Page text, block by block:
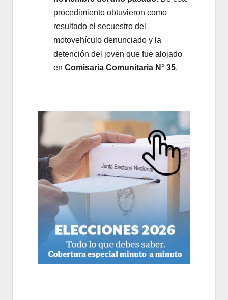
procedimiento obtuvieron como
resultado el secuestro del
motovehículo denunciado y la
detención del joven que fue alojado
en Comisaría Comunitaria N° 35.